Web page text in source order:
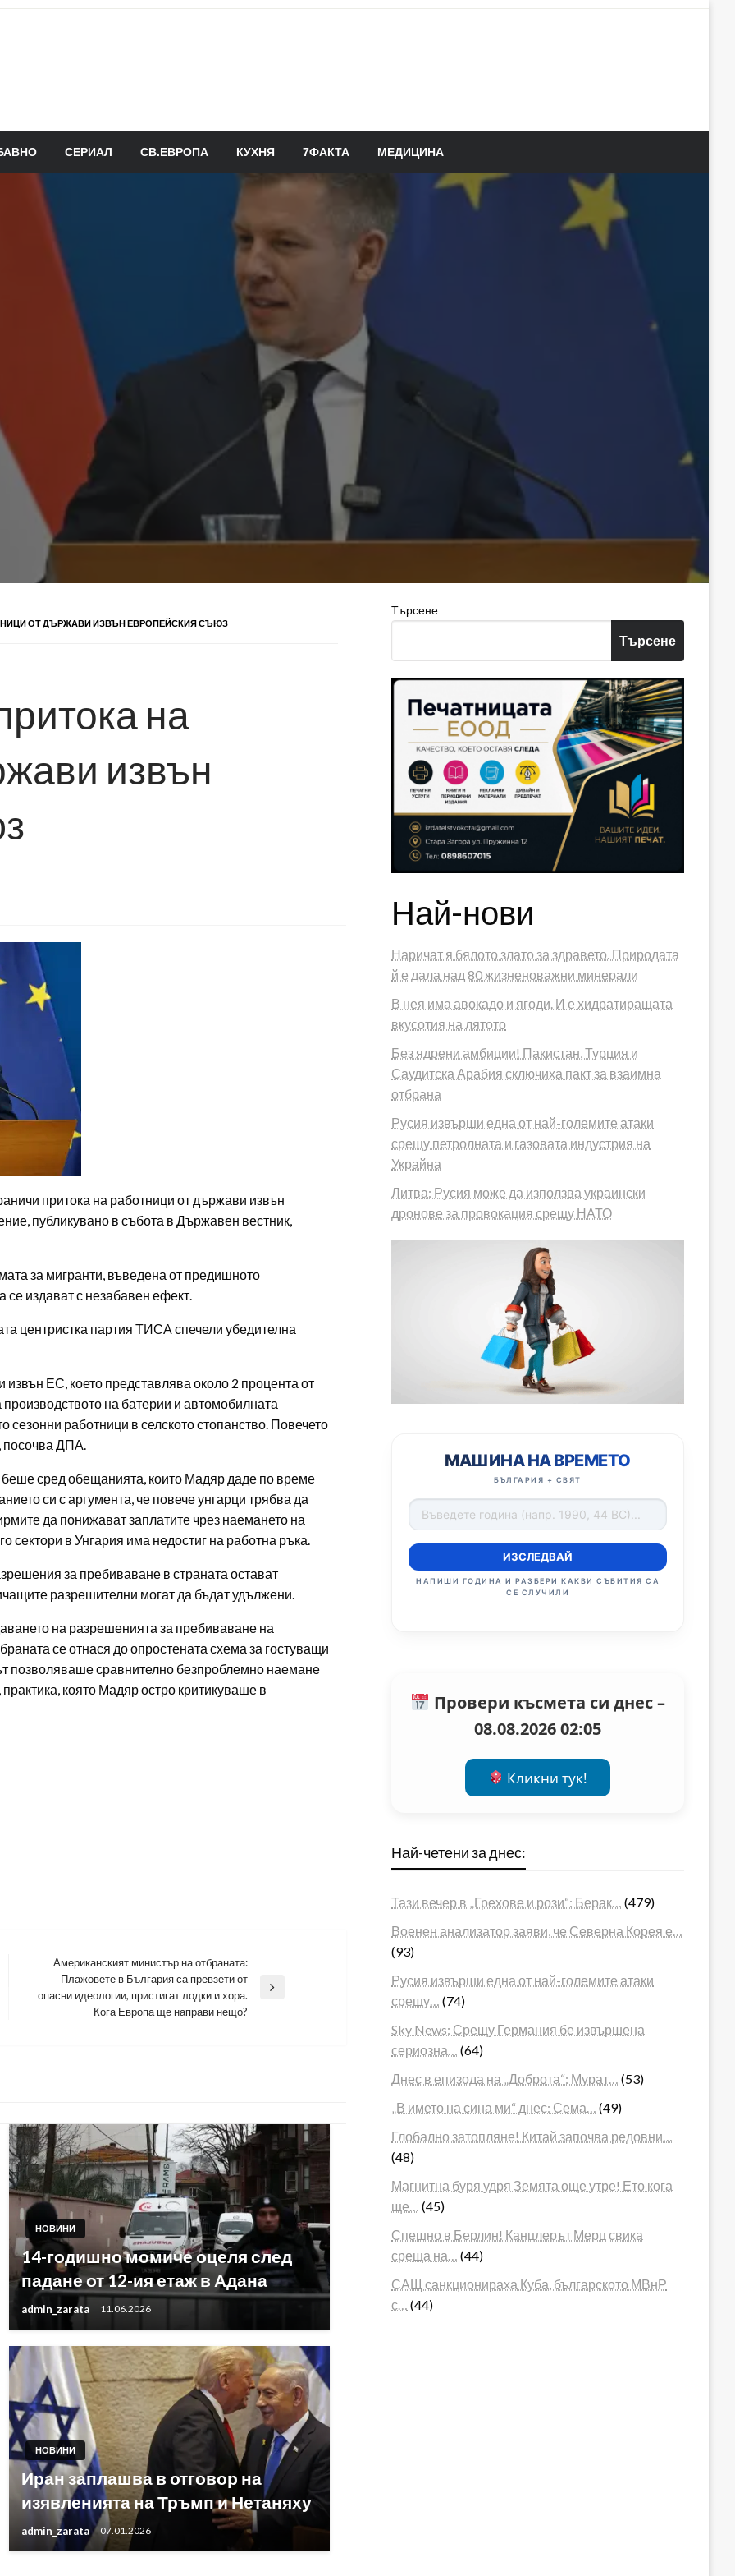
СЕРИАЛ СВ.ЕВРОПА КУХНЯ 7ФАКТА МЕДИЦИНА
ОТ ДЪРЖАВИ ИЗВЪН ЕВРОПЕЙСКИЯ СЪЮЗ
на
извън
притока на работници от държави извън
публикувано в събота в Държавен вестник,
за мигранти, въведена от предишното
издават с незабавен ефект.
центристка партия ТИСА спечели убедителна
ЕС, което представлява около 2 процента от
производството на батерии и автомобилната
сезонни работници в селското стопанство. Повечето
посочва ДПА.
сред обещанията, които Мадяр даде по време
си с аргумента, че повече унгарци трябва да
да понижават заплатите чрез наемането на
сектори в Унгария има недостиг на работна ръка.
за пребиваване в страната остават
разрешителни могат да бъдат удължени.
на разрешенията за пребиваване на
се отнася до опростената схема за гостуващи
позволяваше сравнително безпроблемно наемане
която Мадяр остро критикуваше в
Next
Американският министър на отбраната:
Плажовете в България са превзети от
опасни идеологии, пристигат лодки и хора.
Кога Европа ще направи нещо?
НОВИНИ
14-годишно момиче оцеля след
падане от 12-ия етаж в Адана
admin_zarata 11.06.2026
НОВИНИ
Иран заплашва в отговор на
изявленията на Тръмп и Нетаняху
admin_zarata 07.01.2026
Търсене
Търсене
Най-нови
Наричат я бялото злато за здравето. Природата
й е дала над 80 жизненоважни минерали
В нея има авокадо и ягоди. И е хидратиращата
вкусотия на лятото
Без ядрени амбиции! Пакистан, Турция и
Саудитска Арабия сключиха пакт за взаимна
отбрана
Русия извърши една от най-големите атаки
срещу петролната и газовата индустрия на
Украйна
Литва: Русия може да използва украински
дронове за провокация срещу НАТО
МАШИНА НА ВРЕМЕТО
БЪЛГАРИЯ + СВЯТ
ИЗСЛЕДВАЙ
НАПИШИ ГОДИНА И РАЗБЕРИ КАКВИ СЪБИТИЯ СА
СЕ СЛУЧИЛИ
Провери късмета си днес –
08.08.2026 02:05
Кликни тук!
Най-четени за днес:
Тази вечер в „Грехове и рози“: Берак…
(479)
Военен анализатор заяви, че Северна Корея е…
(93)
Русия извърши една от най-големите атаки
срещу…
(74)
Sky News: Срещу Германия бе извършена
сериозна…
(64)
Днес в епизода на „Доброта“: Мурат…
(53)
„В името на сина ми“ днес: Сема…
(49)
Глобално затопляне! Китай започва редовни…
(48)
Магнитна буря удря Земята още утре! Ето кога
ще…
(45)
Спешно в Берлин! Канцлерът Мерц свика
среща на…
(44)
САЩ санкционираха Куба, българското МВнР
с…
(44)